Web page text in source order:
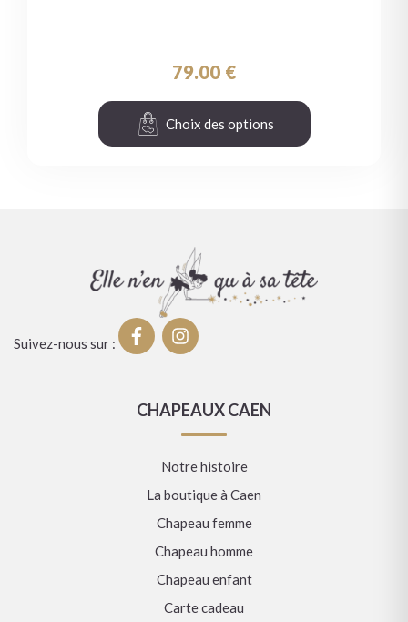
79.00 €
Choix des options
Suivez-nous sur :
CHAPEAUX CAEN
Notre histoire
La boutique à Caen
Chapeau femme
Chapeau homme
Chapeau enfant
Carte cadeau